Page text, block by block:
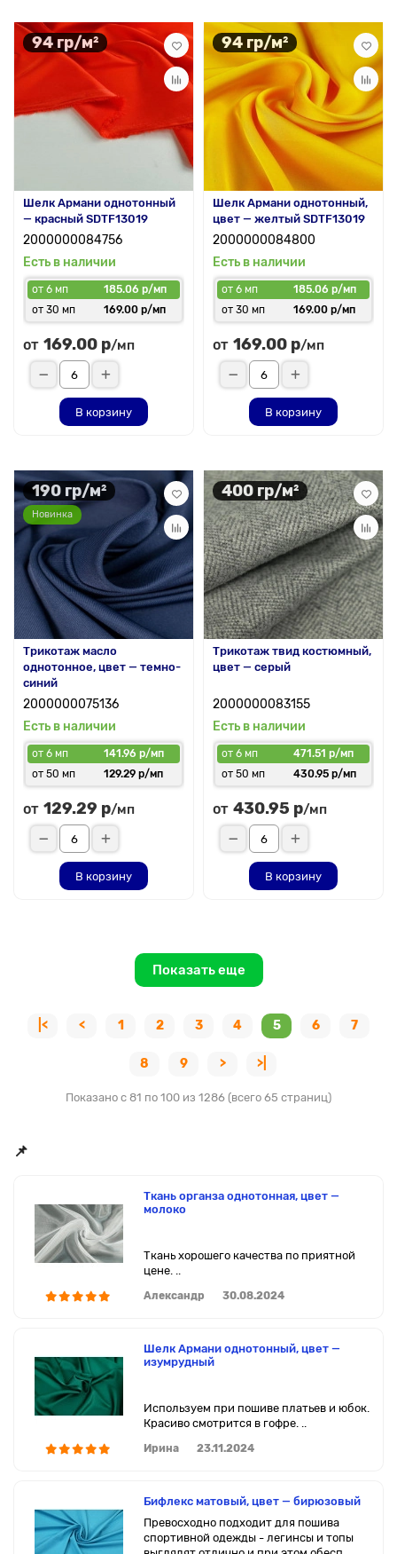
94 гр/м²
Шелк Армани однотонный
— красный SDTF13019
2000000084756
Есть в наличии
от 6 мп
185.06 р/мп
от 30 мп
169.00 р/мп
от 169.00 р/мп
В корзину
94 гр/м²
Шелк Армани однотонный,
цвет — желтый SDTF13019
2000000084800
Есть в наличии
от 6 мп
185.06 р/мп
от 30 мп
169.00 р/мп
от 169.00 р/мп
В корзину
190 гр/м²
Новинка
Трикотаж масло
однотонное, цвет — темно-
синий
2000000075136
Есть в наличии
от 6 мп
141.96 р/мп
от 50 мп
129.29 р/мп
от 129.29 р/мп
В корзину
400 гр/м²
Трикотаж твид костюмный,
цвет — серый
2000000083155
Есть в наличии
от 6 мп
471.51 р/мп
от 50 мп
430.95 р/мп
от 430.95 р/мп
В корзину
Показать еще
|< < 1 2 3 4 5 6 7
8 9 > >|
Показано с 81 по 100 из 1286 (всего 65 страниц)
📌
Ткань органза однотонная, цвет —
молоко
Ткань хорошего качества по приятной
цене. ..
Александр 30.08.2024
Шелк Армани однотонный, цвет —
изумрудный
Используем при пошиве платьев и юбок.
Красиво смотрится в гофре. ..
Ирина 23.11.2024
Бифлекс матовый, цвет — бирюзовый
Превосходно подходит для пошива
спортивной одежды - легинсы и топы